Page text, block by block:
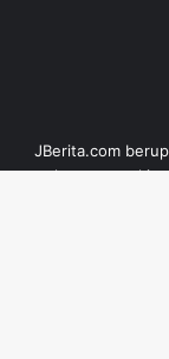
JBerita.com
seakurat mungkin